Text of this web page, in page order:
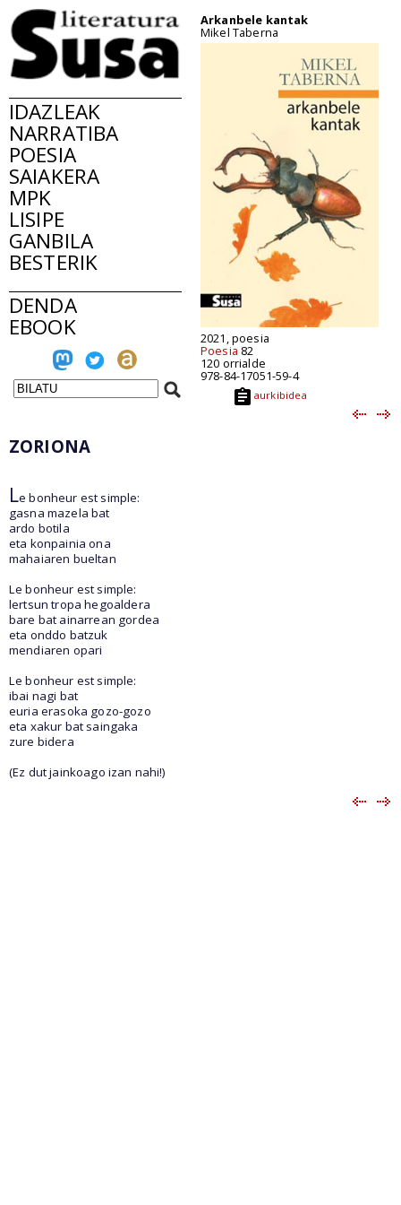
IDAZLEAK
NARRATIBA
POESIA
SAIAKERA
MPK
LISIPE
GANBILA
BESTERIK
DENDA
EBOOK
Arkanbele kantak
Mikel Taberna
2021, poesia
Poesia 82
120 orrialde
978-84-17051-59-4
aurkibidea
ZORIONA
Le bonheur est simple:
gasna mazela bat
ardo botila
eta konpainia ona
mahaiaren bueltan
Le bonheur est simple:
lertsun tropa hegoaldera
bare bat ainarrean gordea
eta onddo batzuk
mendiaren opari
Le bonheur est simple:
ibai nagi bat
euria erasoka gozo-gozo
eta xakur bat saingaka
zure bidera
(Ez dut jainkoago izan nahi!)